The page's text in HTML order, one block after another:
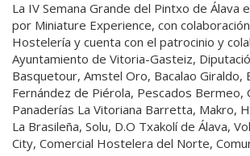
La IV Semana Grande del Pintxo de Álava
por Miniature Experience, con
Hostelería y cuenta con el patrocinio y
Ayuntamiento de Vitoria-Gasteiz,
Basquetour, Amstel Oro, Bacalao Giraldo,
Fernández de Piérola, Pescados Bermeo,
Panaderías La Vitoriana Barretta, Makro,
La Brasileña, Solu, D.O Txakolí de Álava,
City, Comercial Hostelera del Norte,